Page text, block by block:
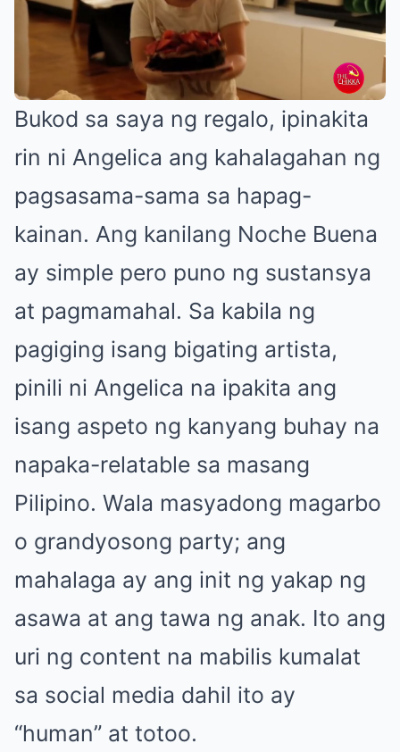
Bukod sa saya ng regalo, ipinakita
rin ni Angelica ang kahalagahan ng
pagsasama-sama sa hapag-
kainan. Ang kanilang Noche Buena
ay simple pero puno ng sustansya
at pagmamahal. Sa kabila ng
pagiging isang bigating artista,
pinili ni Angelica na ipakita ang
isang aspeto ng kanyang buhay na
napaka-relatable sa masang
Pilipino. Wala masyadong magarbo
o grandyosong party; ang
mahalaga ay ang init ng yakap ng
asawa at ang tawa ng anak. Ito ang
uri ng content na mabilis kumalat
sa social media dahil ito ay
“human” at totoo.